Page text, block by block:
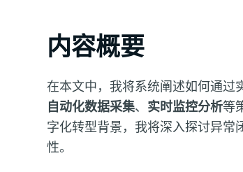
内容概要
在本文中，我将系统阐述如何通过
自动化数据采集、 实时监控分析等
字化转型背景，我将深入探讨异
性。